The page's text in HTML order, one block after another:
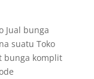
Jual bunga
suatu Toko
bunga komplit